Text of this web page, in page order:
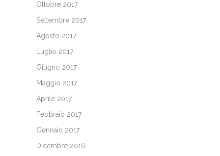
Ottobre 2017
Settembre 2017
Agosto 2017
Luglio 2017
Giugno 2017
Maggio 2017
Aprile 2017
Febbraio 2017
Gennaio 2017
Dicembre 2016